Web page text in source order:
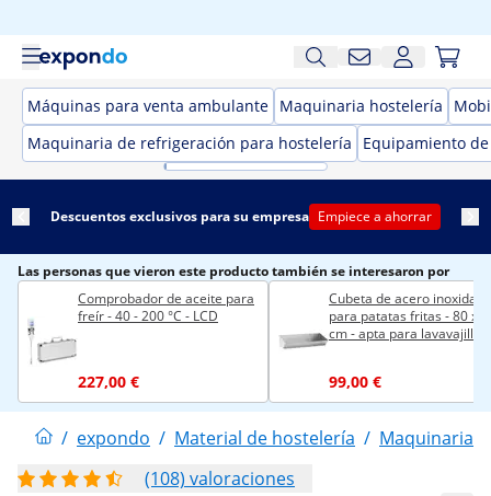
Máquinas para venta ambulante Maquinaria hostelería
Maquinaria de refrigeración para hostelería
Equipamiento
Descuentos exclusivos para su empresa Empiece a ahorrar
Las personas que vieron este producto también se interesaron por
Comprobador de aceite para
freír - 40 - 200 °C - LCD
227,00 €
Cubeta de acero
para patatas fritas - 80 x
cm - apta para lavavajillas
99,00 €
/ expondo / Material de hostelería / Maquinaria
(108) valoraciones